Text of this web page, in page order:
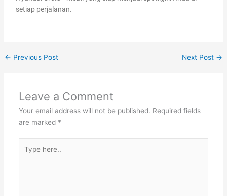
setiap perjalanan.
← Previous Post Next Post →
Leave a Comment
Your email address will not be published. Required fields
are marked *
here..